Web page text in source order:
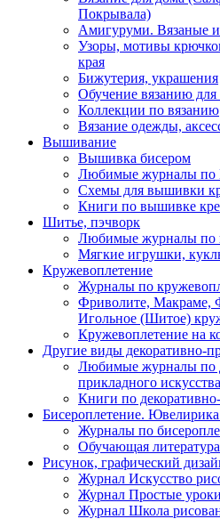
Покрывала)
Амигуруми. Вязаные
Узоры, мотивы
края
Бижутерия, украшения
Обучение вязанию
Коллекции по вязанию
Вязание одежды,
Вышивание
Вышивка бисером
Любимые журналы
Схемы для вышивки
Книги по вышивке
Шитье, пэчворк
Любимые журналы по
Мягкие игрушки,
Кружевоплетение
Журналы по
Фриволите, Макраме,
Игольное (Шитое)
Кружевоплетение на
Другие виды декоративно-
Любимые журналы по
прикладного искусства
Книги по
Бисероплетение.
Журналы по
Обучающая
Рисунок, графический
Журнал Искусство
Журнал Простые
Журнал Школа